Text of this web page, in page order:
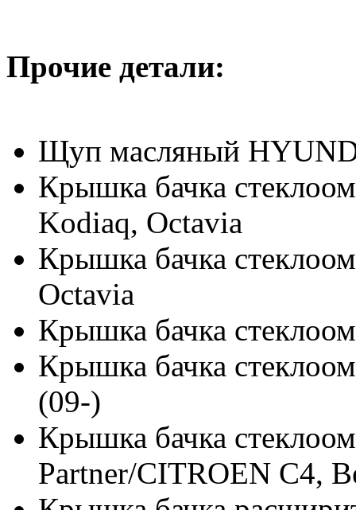
Прочие детали:
Щуп масляный
Крышка бачка
Kodiaq, Octavia
Крышка бачка
Octavia
Крышка бачка
Крышка бачка
(09-)
Крышка бачка
Partner/CITROEN C4,